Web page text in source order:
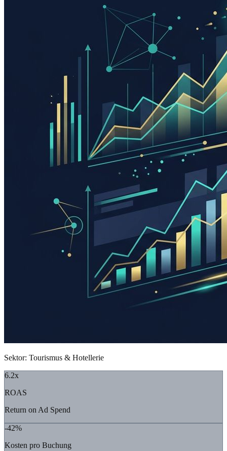
Sektor: Tourismus & Hotellerie
6.2x
ROAS
Return on Ad Spend
-42%
Kosten pro Buchung